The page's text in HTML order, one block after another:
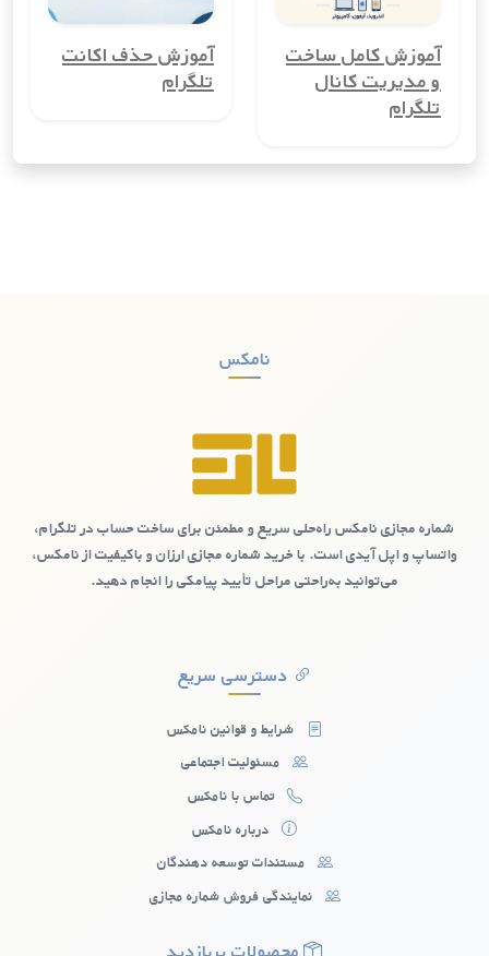
شماره مجازی کشورپرتغال می‌تواند هزینه‌های ارتباطی شما را کاهش
دهد، به‌ویژه اگر نیاز به تماس‌های بین‌المللی دارید. با استفاده از
واقعی شما وجود نخواهد داشت. این مزیت به‌ویژه برای کسانی که
امنیت اطلاعاتشان برایشان مهم است، اهمیت دارد.
شماره مجازی رایگان کشورپرتغال: چالش‌ها
آموزش کامل ساخت
و مدیریت کانال
تلگرام
آموزش حذف اکانت
تلگرام
نامکس
شماره مجازی نامکس راه‌حلی سریع و مطمئن برای ساخت حساب در تلگرام،
واتساپ و اپل آیدی است. با خرید شماره مجازی ارزان و باکیفیت از نامکس،
می‌توانید به‌راحتی مراحل تأیید پیامکی را انجام دهید.
دسترسی سریع
شرایط و قوانین نامکس
مسئولیت اجتماعی
تماس با نامکس
درباره نامکس
مستندات توسعه دهندگان
نمایندگی فروش شماره مجازی